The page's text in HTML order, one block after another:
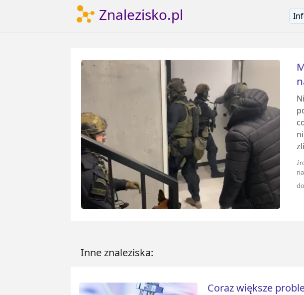
Znalezisko.pl
Inne znaleziska:
Coraz większe